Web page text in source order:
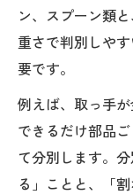
ン、スプーン類
重さで判別しや
要です。
例えば、取っ手
できるだけ部品
て分別します。
る」ことと、「